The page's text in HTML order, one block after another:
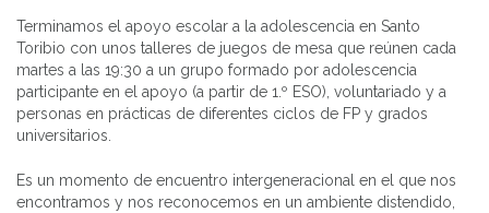
Terminamos el apoyo escolar a la adolescencia en Santo
Toribio con unos talleres de juegos de mesa que reúnen cada
martes a las 19:30 a un grupo formado por adolescencia
participante en el apoyo (a partir de 1.º ESO), voluntariado y a
personas en prácticas de diferentes ciclos de FP y grados
universitarios.
Es un momento de encuentro intergeneracional en el que nos
encontramos y nos reconocemos en un ambiente distendido,